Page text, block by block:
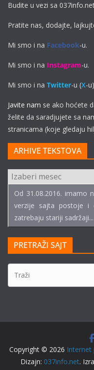
Budite u vezi sa
Pratite nas, dodajte,
Mi smo i na Facebook-u.
Mi smo i na Instagram-u.
Mi smo i na Twitter-u (X-
Javite nam se ako hoćete
želite da saradjujete sa
stranicama (koje gledaju
ARHIVE TEKSTOVA
ARHIVE
TEKSTOVA
Od 31.08.2016. imamo
verzije sajta postoje i
zatrebaju stariji sadržaji...
PRETRAŽI SAJT
Copyright © 2026 Internet
Dizajn: 037info.net.